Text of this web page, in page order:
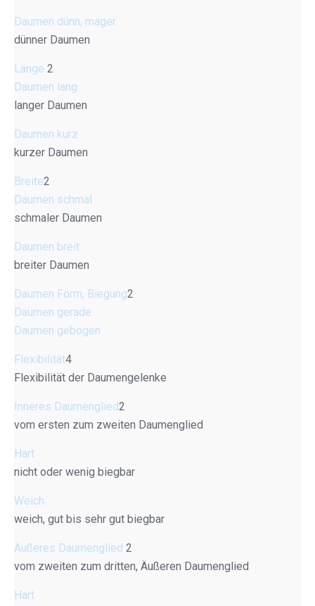
Daumen dünn, mager
dünner Daumen
Länge 2
Daumen lang
langer Daumen
Daumen kurz
kurzer Daumen
Breite2
Daumen schmal
schmaler Daumen
Daumen breit
breiter Daumen
Daumen Form, Biegung2
Daumen gerade
Daumen gebogen
Flexibilität4
Flexibilität der Daumengelenke
Inneres Daumenglied2
vom ersten zum zweiten Daumenglied
Hart
nicht oder wenig biegbar
Weich
weich, gut bis sehr gut biegbar
Äußeres Daumenglied 2
vom zweiten zum dritten, Äußeren Daumenglied
Hart